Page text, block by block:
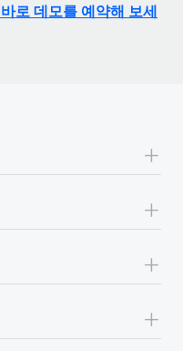
로 데모를 예약해 보세
+
+
+
+